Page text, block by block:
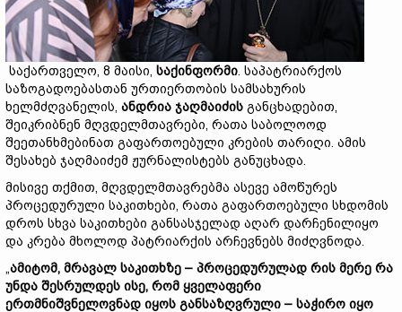
საქართველო, 8 მაისი, საქინფორმი. საპატრიარქოს
საზოგადოებასთან ურთიერთობის სამსახურის
ხელმძღვანელის, ანდრია ჯაღმაიძის განცხადებით,
შეიკრიბნენ მღვდელმთავრები, რათა საბოლოოდ
შეეთანხმებინათ გაფართოებული კრების თარიღი. ამის
შესახებ ჯაღმაიძემ ჟურნალისტებს განუცხადა.
მისივე თქმით, მღვდელმთავრებმა ასევე ამოწურეს
პროცედურული საკითხები, რათა გაფართოებული სხდომის
დროს სხვა საკითხები განსასჯელად აღარ დარჩენილიყო
და კრება მხოლოდ პატრიარქის არჩევნებს მიძღვნოდა.
„ამიტომ, მრავალ საკითხზე – პროცედურულად რის მერე რა
უნდა შესრულდეს ისე, რომ ყველაფერი
ერთმნიშვნელოვნად იყოს განსაზღვრული – საჭირო იყო